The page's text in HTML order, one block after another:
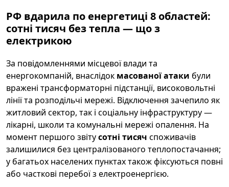
РФ вдарила по енергетиці 8 областей:
сотні тисяч без тепла — що з
електрикою
За повідомленнями місцевої влади та
енергокомпаній, внаслідок масованої атаки були
вражені трансформаторні підстанції, високовольтні
лінії та розподільчі мережі. Відключення зачепило як
житловий сектор, так і соціальну інфраструктуру —
лікарні, школи та комунальні мережі опалення. На
момент першого звітусотні тисяч споживачів
залишилися без централізованого теплопостачання;
у багатьох населених пунктах також фіксуються повні
або часткові перебої з електроенергією.